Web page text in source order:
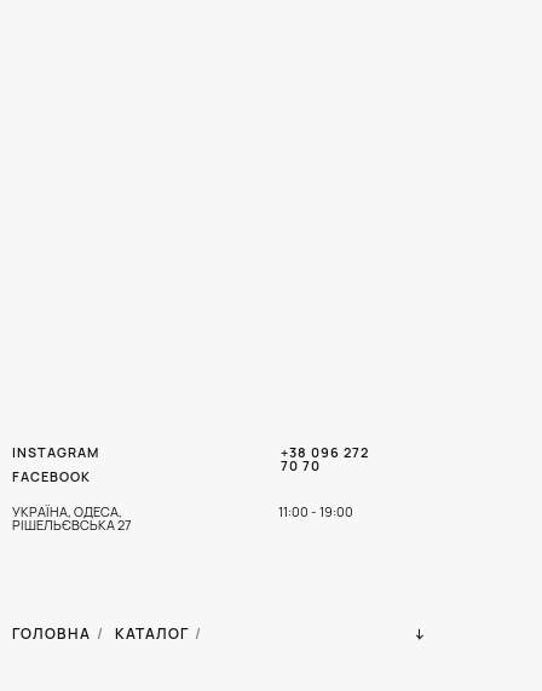
INSTAGRAM +38 096 272
70 70
FACEBOOK
УКРАЇНА, ОДЕСА,
РІШЕЛЬЄВСЬКА 27
11:00 - 19:00
ГОЛОВНА / КАТАЛОГ /